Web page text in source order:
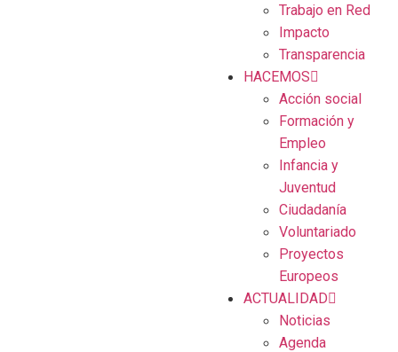
Trabajo en Red
Impacto
Transparencia
HACEMOS
Acción social
Formación y
Empleo
Infancia y
Juventud
Ciudadanía
Voluntariado
Proyectos
Europeos
ACTUALIDAD
Noticias
Agenda